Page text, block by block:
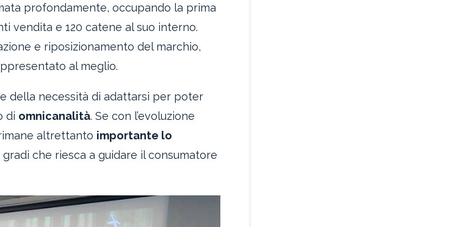
profondamente, occupando la prima
vendita e 120 catene al suo interno.
e riposizionamento del marchio,
al meglio.
della necessità di adattarsi per poter
di omnicanalità. Se con l’evoluzione
altrettanto importante lo
gradi che riesca a guidare il consumatore